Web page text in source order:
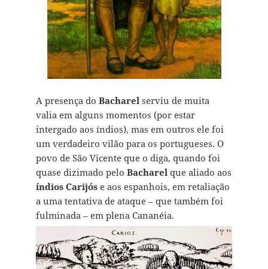
A presença do Bacharelserviu de muita
valia em alguns momentos (por estar
intergado aos índios), mas em outros ele foi
um verdadeiro vilão para os portugueses. O
povo de São Vicente que o diga, quando foi
quase dizimado pelo Bacharelque aliado aos
índios Carijóse aos espanhois, em retaliação
a uma tentativa de ataque – que também foi
fulminada – em plena Cananéia.